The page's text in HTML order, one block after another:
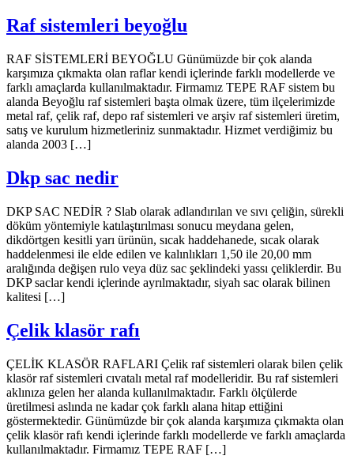
Raf sistemleri beyoğlu
RAF SİSTEMLERİ BEYOĞLU Günümüzde bir çok alanda
karşımıza çıkmakta olan raflar kendi içlerinde farklı modellerde ve
farklı amaçlarda kullanılmaktadır. Firmamız TEPE RAF sistem bu
alanda Beyoğlu raf sistemleri başta olmak üzere, tüm ilçelerimizde
metal raf, çelik raf, depo raf sistemleri ve arşiv raf sistemleri üretim,
satış ve kurulum hizmetleriniz sunmaktadır. Hizmet verdiğimiz bu
alanda 2003 […]
Dkp sac nedir
DKP SAC NEDİR ? Slab olarak adlandırılan ve sıvı çeliğin, sürekli
döküm yöntemiyle katılaştırılması sonucu meydana gelen,
dikdörtgen kesitli yarı ürünün, sıcak haddehanede, sıcak olarak
haddelenmesi ile elde edilen ve kalınlıkları 1,50 ile 20,00 mm
aralığında değişen rulo veya düz sac şeklindeki yassı çeliklerdir. Bu
DKP saclar kendi içlerinde ayrılmaktadır, siyah sac olarak bilinen
kalitesi […]
Çelik klasör rafı
ÇELİK KLASÖR RAFLARI Çelik raf sistemleri olarak bilen çelik
klasör raf sistemleri cıvatalı metal raf modelleridir. Bu raf sistemleri
aklınıza gelen her alanda kullanılmaktadır. Farklı ölçülerde
üretilmesi aslında ne kadar çok farklı alana hitap ettiğini
göstermektedir. Günümüzde bir çok alanda karşımıza çıkmakta olan
çelik klasör rafı kendi içlerinde farklı modellerde ve farklı amaçlarda
kullanılmaktadır. Firmamız TEPE RAF […]